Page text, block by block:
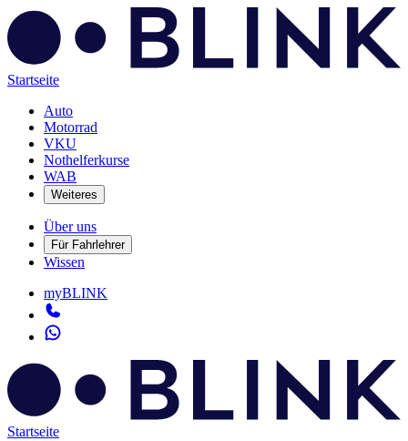
Startseite
Auto
Motorrad
VKU
Nothelferkurse
WAB
Weiteres
Über uns
Für Fahrlehrer
Wissen
myBLINK
Startseite